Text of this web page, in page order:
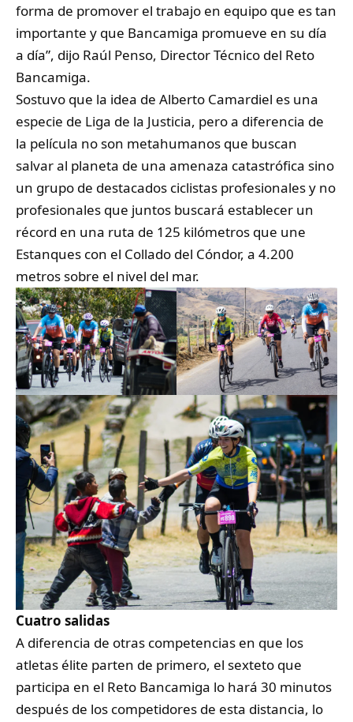
forma de promover el trabajo en equipo que es tan
importante y que Bancamiga promueve en su día
a día”, dijo Raúl Penso, Director Técnico del Reto
Bancamiga.
Sostuvo que la idea de Alberto Camardiel es una
especie de Liga de la Justicia, pero a diferencia de
la película no son metahumanos que buscan
salvar al planeta de una amenaza catastrófica sino
un grupo de destacados ciclistas profesionales y no
profesionales que juntos buscará establecer un
récord en una ruta de 125 kilómetros que une
Estanques con el Collado del Cóndor, a 4.200
metros sobre el nivel del mar.
Cuatro salidas
A diferencia de otras competencias en que los
atletas élite parten de primero, el sexteto que
participa en el Reto Bancamiga lo hará 30 minutos
después de los competidores de esta distancia, lo